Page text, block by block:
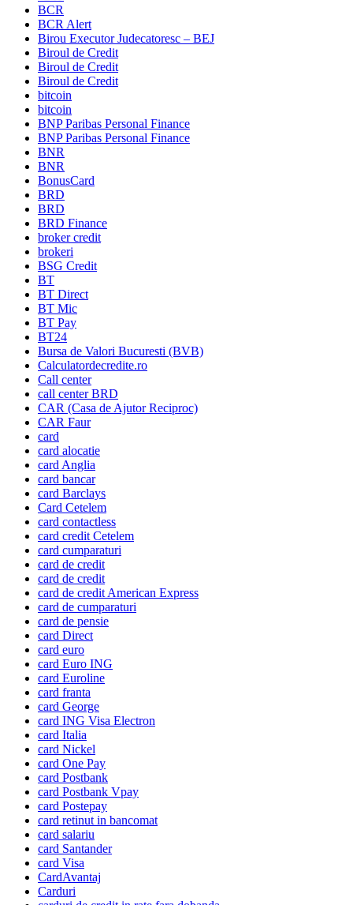
BCR
BCR Alert
Birou Executor Judecatoresc – BEJ
Biroul de Credit
Biroul de Credit
Biroul de Credit
bitcoin
bitcoin
BNP Paribas Personal Finance
BNP Paribas Personal Finance
BNR
BNR
BonusCard
BRD
BRD
BRD Finance
broker credit
brokeri
BSG Credit
BT
BT Direct
BT Mic
BT Pay
BT24
Bursa de Valori Bucuresti (BVB)
Calculatordecredite.ro
Call center
call center BRD
CAR (Casa de Ajutor Reciproc)
CAR Faur
card
card alocatie
card Anglia
card bancar
card Barclays
Card Cetelem
card contactless
card credit Cetelem
card cumparaturi
card de credit
card de credit
card de credit American Express
card de cumparaturi
card de pensie
card Direct
card euro
card Euro ING
card Euroline
card franta
card George
card ING Visa Electron
card Italia
card Nickel
card One Pay
card Postbank
card Postbank Vpay
card Postepay
card retinut in bancomat
card salariu
card Santander
card Visa
CardAvantaj
Carduri